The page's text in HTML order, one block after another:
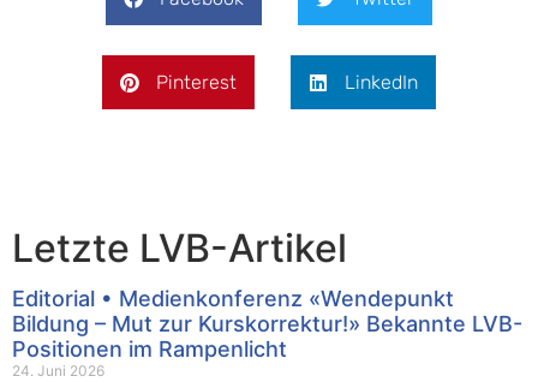
Pinterest LinkedIn
Letzte LVB-Artikel
Editorial • Medienkonferenz «Wendepunkt
Bildung – Mut zur Kurskorrektur!» Bekannte LVB-
Positionen im Rampenlicht
24. Juni 2026